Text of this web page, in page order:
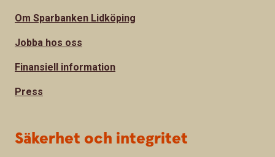
Om Sparbanken Lidköping
Jobba hos oss
Finansiell information
Press
Säkerhet och integritet